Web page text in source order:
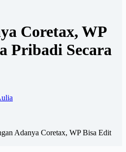
Coretax, WP
Pribadi Secara
Adanya Coretax, WP Bisa Edit